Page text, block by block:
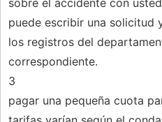
sobre el accidente con
puede escribir una solicitud
los registros del
correspondiente.
3
pagar una pequeña cuota